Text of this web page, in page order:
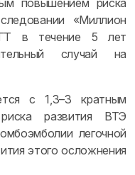
повышением риска
«Миллион
в течение 5 лет
случай на
1,3–3 кратным
развития ВТЭ
легочной
этого осложнения